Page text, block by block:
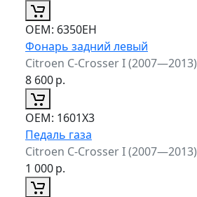
ОЕМ: 6350EH
Фонарь задний левый
Citroen C-Crosser I (2007—2013)
8 600р.
ОЕМ: 1601X3
Педаль газа
Citroen C-Crosser I (2007—2013)
1 000р.